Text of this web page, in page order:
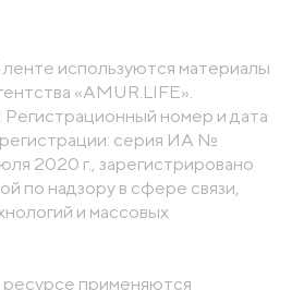
используются материалы
«AMUR.LIFE».
номер и дата
серия ИА №
2020 г., зарегистрировано
по надзору в сфере связи,
и массовых
применяются